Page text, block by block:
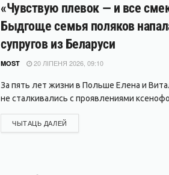
«Чувствую плевок — и все
Быдгоще семья поляков
супругов из Беларуси
MOST 20 ЛІПЕНЯ 2026, 09:10
За пять лет жизни в Польше Елена и
не сталкивались с проявлениями
ЧЫТАЦЬ ДАЛЕЙ